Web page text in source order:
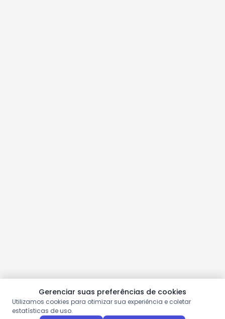
Gerenciar suas preferências de cookies
Utilizamos cookies para otimizar sua experiência e coletar
estatísticas de uso.